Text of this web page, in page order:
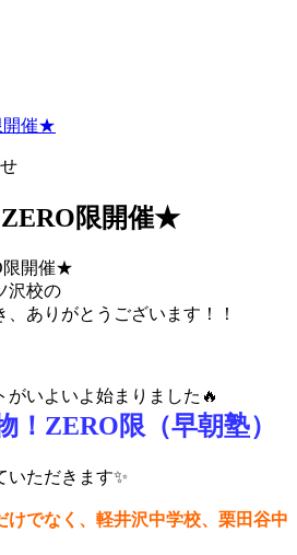
開催★
限開催★
沢校の
ありがとうございます！！
がいよいよ始まりました🔥
！ZERO限（早朝塾）
いただきます✨
けでなく、軽井沢中学校、栗田谷中